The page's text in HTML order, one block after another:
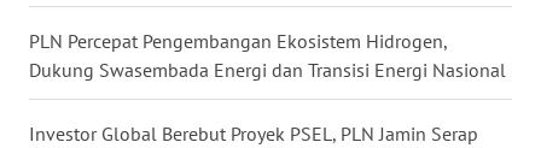
PLN Percepat Pengembangan Ekosistem Hidrogen,
Dukung Swasembada Energi dan Transisi Energi Nasional
Investor Global Berebut Proyek PSEL, PLN Jamin Serap
WN
SULBAR
WN
BABEL